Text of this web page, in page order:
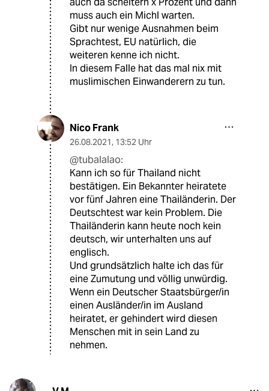
muss auch ein Michl warten.
Gibt nur wenige Ausnahmen beim
Sprachtest, EU natürlich, die
weiteren kenne ich nicht.
In diesem Falle hat das mal nix mit
muslimischen Einwanderern zu tun.
Nico Frank
26.08.2021, 13:52 Uhr
@tubalalao:
Kann ich so für Thailand nicht
bestätigen. Ein Bekannter heiratete
vor fünf Jahren eine Thailänderin. Der
Deutschtest war kein Problem. Die
Thailänderin kann heute noch kein
deutsch, wir unterhalten uns auf
englisch.
Und grundsätzlich halte ich das für
eine Zumutung und völlig unwürdig.
Wenn ein Deutscher Staatsbürger/in
einen Ausländer/in im Ausland
heiratet, er gehindert wird diesen
Menschen mit in sein Land zu
nehmen.